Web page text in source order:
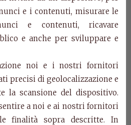
Consolle
e i contenuti, misurare le
e contenuti, ricavare
e anche per sviluppare e
noi e i nostri fornitori
precisi di geolocalizzazione e
la scansione del dispositivo.
a noi e ai nostri fornitori
finalità sopra descritte. In